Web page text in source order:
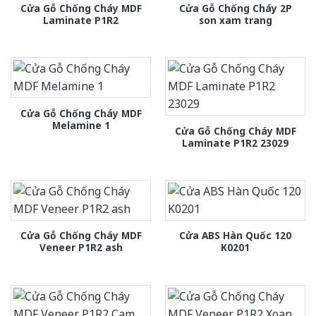
Cửa Gỗ Chống Cháy MDF
Laminate P1R2
Cửa Gỗ Chống Cháy 2P
son xam trang
Cửa Gỗ Chống Cháy MDF
Melamine 1
Cửa Gỗ Chống Cháy MDF
Laminate P1R2 23029
Cửa Gỗ Chống Cháy MDF
Veneer P1R2 ash
Cửa ABS Hàn Quốc 120
K0201